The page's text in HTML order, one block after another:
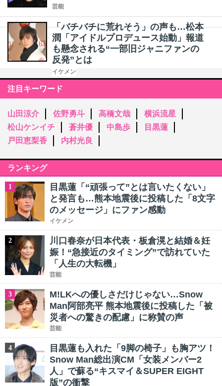
芸能
「バチバチに荒れそう」の声も…松本
潤「アイドルプロデュース始動」報道
も懸念される“一部旧ジャニファンの
反発”とは
イケメン
注目キーワード
山田涼介 佐野勇斗 高橋文哉
横浜流星
松山ケンイチ
蒼井優 中島歩
目黒蓮
戸田恵梨香
内村光良
ランキング
1
目黒蓮「“頑張って”とは言いたくない」
と発言も…熊本地震後に投稿した「8文字
のメッセージ」にファン感動
イケメン
2
川口春奈が日本代表・板倉滉と結婚＆妊
娠！“急接近のタイミング”で訪れていた
「人生の大転機」
芸能
3
M!LKへの優しさだけじゃない…Snow
Man阿部亮平 熊本地震後に投稿した「被
災者への驚きの配慮」に称賛の声
芸能
4
目黒蓮も入れた「9脚の椅子」も胸アツ！
Snow Man総出演CM「女装メンバー2
人」で蘇る“キスマイ＆SUPER EIGHT
版”の衝撃